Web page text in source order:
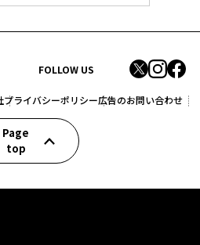
FOLLOW US
プライバシーポリシー広告のお問い合わせ
Page
top